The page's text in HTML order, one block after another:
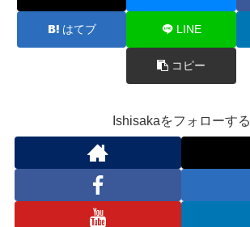
はてブ LINE
コピー
Ishisakaをフォローする